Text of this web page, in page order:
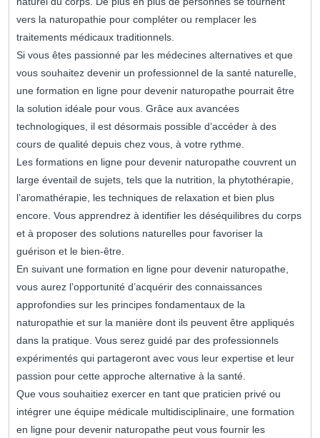
vers la naturopathie pour compléter ou remplacer les
traitements médicaux traditionnels.
Si vous êtes passionné par les médecines alternatives et que
vous souhaitez devenir un professionnel de la santé naturelle,
une formation en ligne pour devenir naturopathe pourrait être
la solution idéale pour vous. Grâce aux avancées
technologiques, il est désormais possible d’accéder à des
cours de qualité depuis chez vous, à votre rythme.
Les formations en ligne pour devenir naturopathe couvrent un
large éventail de sujets, tels que la nutrition, la phytothérapie,
l’aromathérapie, les techniques de relaxation et bien plus
encore. Vous apprendrez à identifier les déséquilibres du corps
et à proposer des solutions naturelles pour favoriser la
guérison et le bien-être.
En suivant une formation en ligne pour devenir naturopathe,
vous aurez l’opportunité d’acquérir des connaissances
approfondies sur les principes fondamentaux de la
naturopathie et sur la manière dont ils peuvent être appliqués
dans la pratique. Vous serez guidé par des professionnels
expérimentés qui partageront avec vous leur expertise et leur
passion pour cette approche alternative à la santé.
Que vous souhaitiez exercer en tant que praticien privé ou
intégrer une équipe médicale multidisciplinaire, une formation
en ligne pour devenir naturopathe peut vous fournir les